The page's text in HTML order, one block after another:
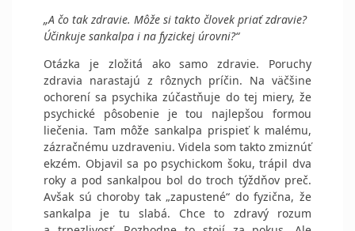
„A čo tak zdravie. Môže si takto človek priať zdravie?
Účinkuje sankalpa i na fyzickej úrovni?“
Otázka je zložitá ako samo zdravie. Poruchy
zdravia narastajú z rôznych príčin. Na väčšine
ochorení sa psychika zúčastňuje do tej miery, že
psychické pôsobenie je tou najlepšou formou
liečenia. Tam môže sankalpa prispieť k malému,
zázračnému uzdraveniu. Videla som takto zmiznúť
ekzém. Objavil sa po psychickom šoku, trápil dva
roky a pod sankalpou bol do troch týždňov preč.
Avšak sú choroby tak „zapustené“ do fyzična, že
sankalpa je tu slabá. Chce to zdravý rozum